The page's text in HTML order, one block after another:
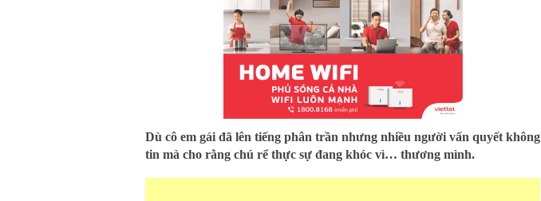
Dù cô em gái đã lên tiếng phân trần nhưng nhiều người vấn quyết không
tin mà cho rằng chú rể thực sự đang khóc vì… thương mình.